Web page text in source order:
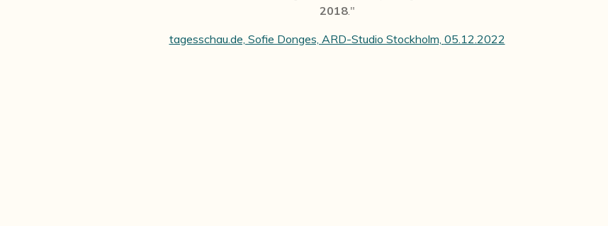
2018."
tagesschau.de, Sofie Donges, ARD-Studio Stockholm, 05.12.2022